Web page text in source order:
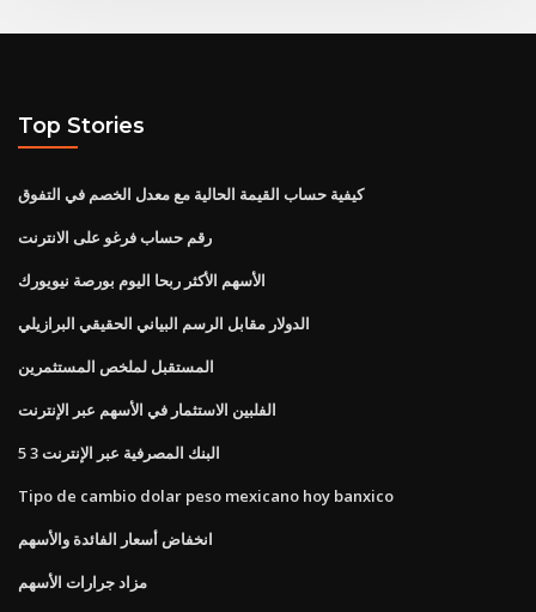
Top Stories
كيفية حساب القيمة الحالية مع معدل الخصم في التفوق
رقم حساب فرغو على الانترنت
الأسهم الأكثر ربحا اليوم بورصة نيويورك
الدولار مقابل الرسم البياني الحقيقي البرازيلي
المستقبل لملخص المستثمرين
الفلبين الاستثمار في الأسهم عبر الإنترنت
5 3 البنك المصرفية عبر الإنترنت
Tipo de cambio dolar peso mexicano hoy banxico
انخفاض أسعار الفائدة والأسهم
مزاد جرارات الأسهم